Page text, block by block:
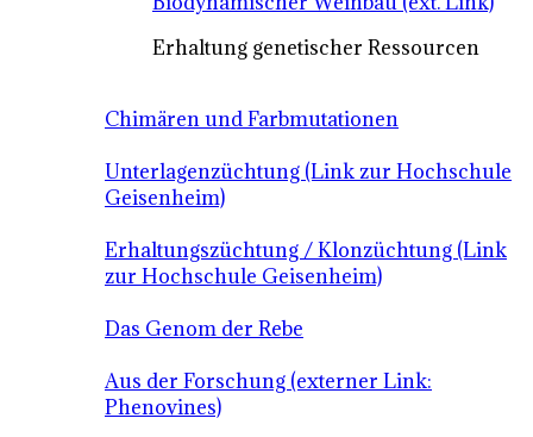
Erhaltung genetischer Ressourcen
Chimären und Farbmutationen
Unterlagenzüchtung (Link zur Hochschule
Geisenheim)
Erhaltungszüchtung / Klonzüchtung (Link
zur Hochschule Geisenheim)
Das Genom der Rebe
Aus der Forschung (externer Link:
Phenovines)